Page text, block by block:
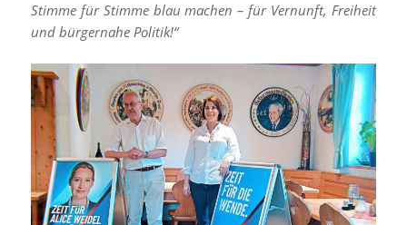
Stimme für Stimme blau machen – für Vernunft, Freiheit
und bürgernahe Politik!“